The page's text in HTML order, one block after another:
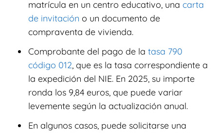
matrícula en un centro educativo, una carta
de invitación o un documento de
compraventa de vivienda.
Comprobante del pago de la tasa 790
código 012, que es la tasa correspondiente a
la expedición del NIE. En 2025, su importe
ronda los 9,84 euros, que puede variar
levemente según la actualización anual.
En algunos casos, puede solicitarse una